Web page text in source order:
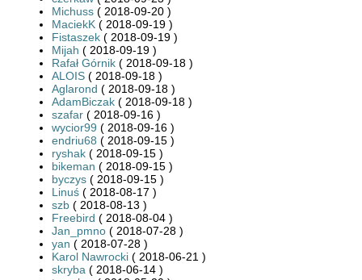
Michuss ( 2018-09-20 )
MaciekK ( 2018-09-19 )
Fistaszek ( 2018-09-19 )
Mijah ( 2018-09-19 )
Rafał Górnik ( 2018-09-18 )
ALOIS ( 2018-09-18 )
Aglarond ( 2018-09-18 )
AdamBiczak ( 2018-09-18 )
szafar ( 2018-09-16 )
wycior99 ( 2018-09-16 )
endriu68 ( 2018-09-15 )
ryshak ( 2018-09-15 )
bikeman ( 2018-09-15 )
byczys ( 2018-09-15 )
Linuś ( 2018-08-17 )
szb ( 2018-08-13 )
Freebird ( 2018-08-04 )
Jan_pmno ( 2018-07-28 )
yan ( 2018-07-28 )
Karol Nawrocki ( 2018-06-21 )
skryba ( 2018-06-14 )